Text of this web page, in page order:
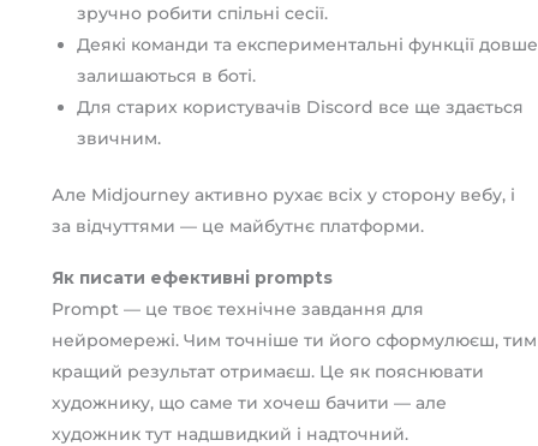
зручно робити спільні сесії.
Деякі команди та експериментальні функції довше
залишаються в боті.
Для старих користувачів Discord все ще здається
звичним.
Але Midjourney активно рухає всіх у сторону вебу, і
за відчуттями — це майбутнє платформи.
Як писати ефективні prompts
Prompt — це твоє технічне завдання для
нейромережі. Чим точніше ти його сформулюєш, тим
кращий результат отримаєш. Це як пояснювати
художнику, що саме ти хочеш бачити — але
художник тут надшвидкий і надточний.